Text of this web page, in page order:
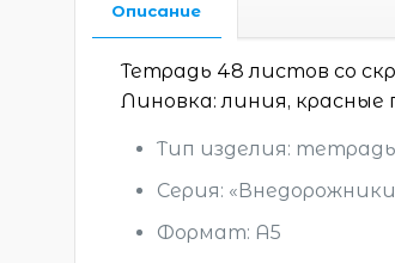
Описание
Тетрадь 48 листов со
Линовка: линия, красные
Тип изделия: тетрадь
Серия:
Формат: А5